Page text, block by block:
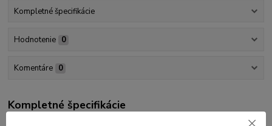
Kompletné špecifikácie
Hodnotenie 0
Komentáre 0
Kompletné špecifikácie